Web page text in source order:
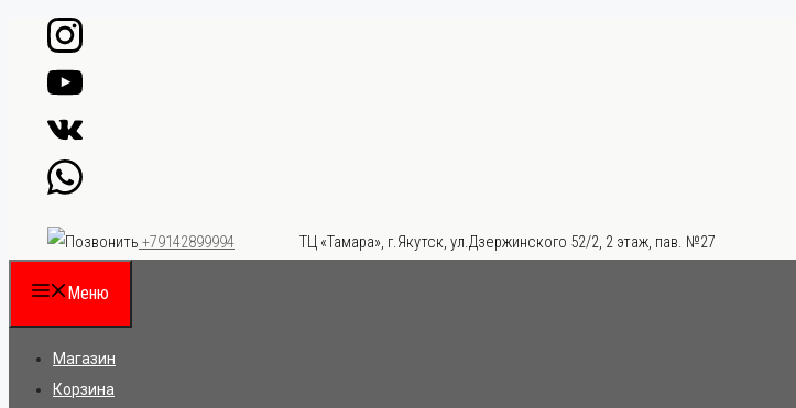
Перейти
содержимому
+79142899994 ТЦ «Тамара», г.Якутск, ул.Дзержинского 52/2, 2 этаж, пав. №27
Меню
Магазин
Корзина